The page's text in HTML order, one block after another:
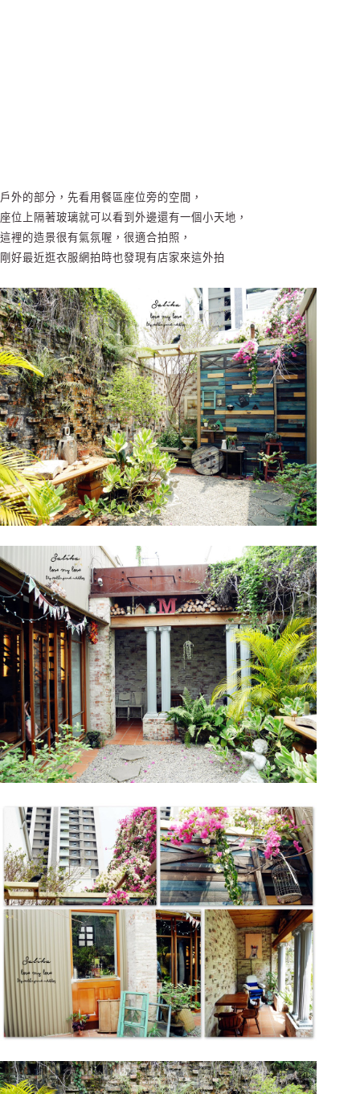
戶外的部分，先看用餐區座位旁的空間，
座位上隔著玻璃就可以看到外邊還有一個小天地，
這裡的造景很有氣氛喔，很適合拍照，
剛好最近逛衣服網拍時也發現有店家來這外拍